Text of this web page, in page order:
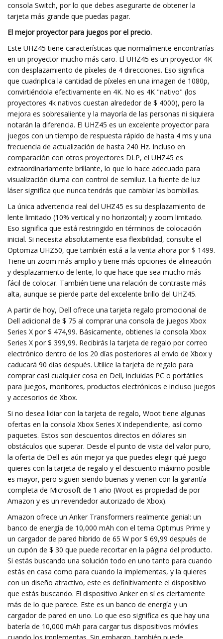
consola Switch, por lo que debes asegurarte de obtener la
tarjeta más grande que puedas pagar.
El mejor proyector para juegos por el precio.
Este UHZ45 tiene características que normalmente encontrarías
en un proyector mucho más caro. El UHZ45 es un proyector 4K
con desplazamiento de píxeles de 4 direcciones. Eso significa
que cuadriplica la cantidad de píxeles en una imagen de 1080p,
convirtiéndola efectivamente en 4K. No es 4K "nativo" (los
proyectores 4k nativos cuestan alrededor de $ 4000), pero la
mejora es sobresaliente y la mayoría de las personas ni siquiera
notarán la diferencia. El UHZ45 es un excelente proyector para
juegos con un tiempo de respuesta rápido de hasta 4 ms y una
frecuencia de actualización de hasta 240 Hz. Incluso en
comparación con otros proyectores DLP, el UHZ45 es
extraordinariamente brillante, lo que lo hace adecuado para
visualización diurna con control de semiluz. La fuente de luz
láser significa que nunca tendrás que cambiar las bombillas.
La única advertencia real del UHZ45 es su desplazamiento de
lente limitado (10% vertical y no horizontal) y zoom limitado.
Eso significa que está restringido en términos de colocación
inicial. Si necesita absolutamente esa flexibilidad, consulte el
Optomza UHZ50, que también está a la venta ahora por $ 1499.
Tiene un zoom más amplio y tiene más opciones de alineación
y desplazamiento de lente, lo que hace que sea mucho más
fácil de colocar. También tiene una relación de contraste más
alta, aunque se pierde parte del excelente brillo del UHZ45.
A partir de hoy, Dell ofrece una tarjeta regalo promocional de
Dell adicional de $ 75 al comprar una consola de juegos Xbox
Series X por $ 474,99. Básicamente, obtienes la consola Xbox
Series X por $ 399,99. Recibirás la tarjeta de regalo por correo
electrónico dentro de los 20 días posteriores al envío de Xbox y
caducará 90 días después. Utilice la tarjeta de regalo para
comprar casi cualquier cosa en Dell, incluidas PC o portátiles
para juegos, monitores, productos electrónicos e incluso juegos
y accesorios de Xbox.
Si no desea lidiar con la tarjeta de regalo, Woot tiene algunas
ofertas en la consola Xbox Series X independiente, así como
paquetes. Estos son descuentos directos en dólares sin
obstáculos que superar. Desde el punto de vista del valor puro,
la oferta de Dell es aún mejor ya que puedes elegir qué juego
quieres con la tarjeta de regalo y el descuento máximo posible
es mayor, pero siguen siendo buenas y vienen con la garantía
completa de Microsoft de 1 año (Woot es propiedad de por
Amazon y es un revendedor autorizado de Xbox).
Amazon ofrece un Anker Transformers realmente genial: un
banco de energía de 10,000 mAh con el tema Optimus Prime y
un cargador de pared híbrido de 65 W por $ 69,99 después de
un cupón de $ 30 que puede recortar en la página del producto.
Si estás buscando una solución todo en uno tanto para cuando
estás en casa como para cuando la implementas, y la quieres
con un diseño atractivo, este es definitivamente el dispositivo
que estás buscando. El dispositivo Anker en sí es ciertamente
más de lo que parece. Este es un banco de energía y un
cargador de pared en uno. Lo que eso significa es que hay una
batería de 10,000 mAh para cargar tus dispositivos móviles